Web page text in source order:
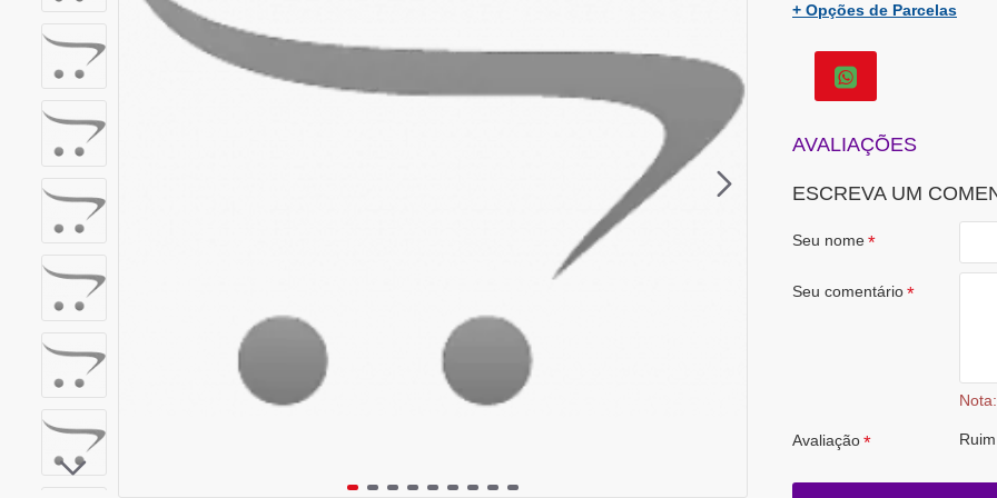
+ Opções de Parcelas
AVALIAÇÕES
ESCREVA UM
Seu nome
Seu comentário
Nota:
Avaliação Ruim